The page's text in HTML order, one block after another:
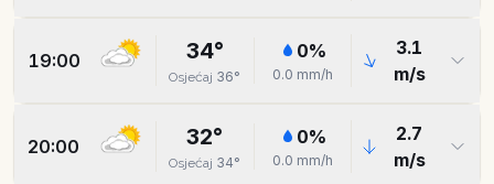
19:00 34°
Osjećaj 36°
0%
0.0 mm/h
3.1
m/s
20:00 32°
Osjećaj 34°
0%
0.0 mm/h
2.7
m/s